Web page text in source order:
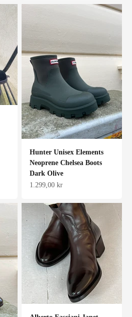
Hunter Unisex Elements
Neoprene Chelsea Boots
Dark Olive
Salgspris
1.299,00 kr